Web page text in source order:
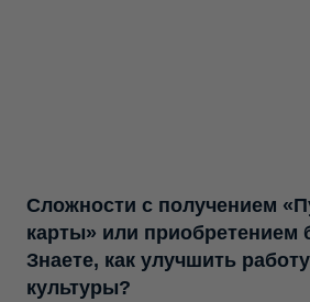
Сложности с получением
карты» или приобретением
Знаете, как улучшить
культуры?